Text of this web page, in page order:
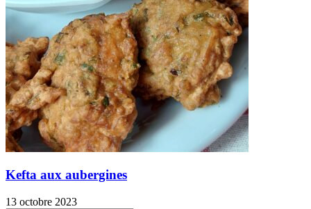
Kefta aux aubergines
13 octobre 2023